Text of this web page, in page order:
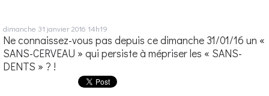
dimanche 31 janvier 2016 14h19
Ne connaissez-vous pas depuis ce dimanche 31/01/16 un «
SANS-CERVEAU » qui persiste à mépriser les « SANS-
DENTS » ? !